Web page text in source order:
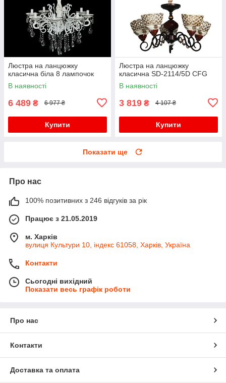
Люстра на ланцюжку
класична біла 8 лампочок
В наявності
6 489 ₴ 6 977 ₴
Купити
Люстра на ланцюжку
класична SD-2114/5D CFG
В наявності
3 819 ₴ 4 107 ₴
Купити
Показати ще
Про нас
100% позитивних з 246 відгуків за рік
Працює з 21.05.2019
м. Харків
вулиця Культури 10, індекс 61058, Харків, Україна
Контакти
Сьогодні вихідний
Показати весь графік роботи
Про нас
Контакти
Доставка та оплата